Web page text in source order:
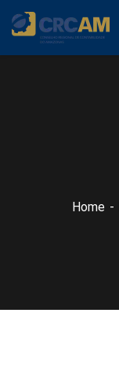
Home